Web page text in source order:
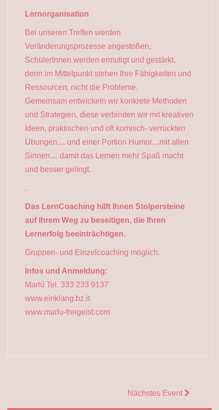
Lernorganisation
Bei unseren Treffen werden
Veränderungsprozesse angestoßen,
SchülerInnen werden ermutigt und gestärkt,
denn im Mittelpunkt stehen Ihre Fähigkeiten und
Ressourcen, nicht die Probleme.
Gemeinsam entwickeln wir konkrete Methoden
und Strategien, diese verbinden wir mit kreativen
Ideen, praktischen und oft komisch- verrückten
Übungen.... und einer Portion Humor....mit allen
Sinnen.... damit das Lernen mehr Spaß macht
und besser gelingt.
.
Das LernCoaching hilft Ihnen Stolpersteine
auf Ihrem Weg zu beseitigen, die Ihren
Lernerfolg beeinträchtigen.
Gruppen- und Einzelcoaching möglich.
Infos und Anmeldung:
Marlú Tel. 333 233 9137
www.einklang.bz.it
www.marlu-freigeist.com
Nächstes Event